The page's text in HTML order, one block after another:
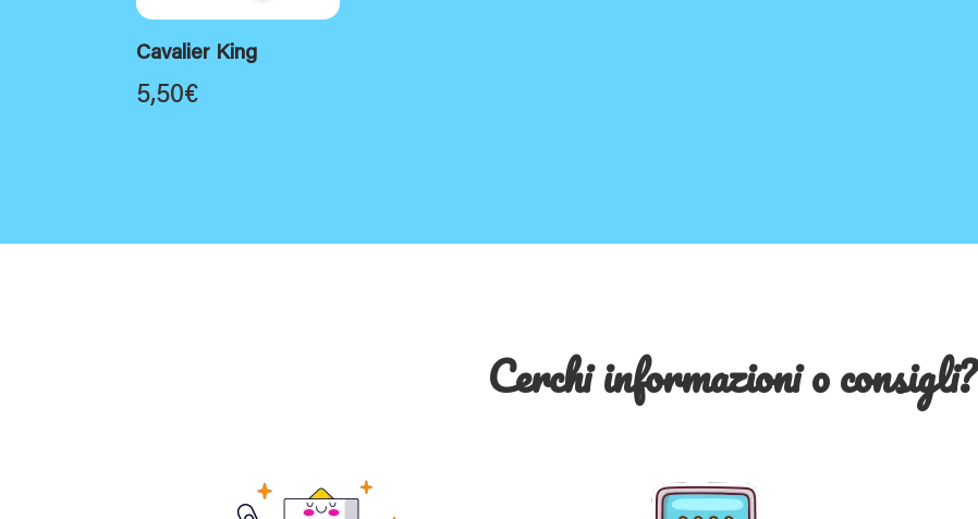
Cavalier King
5,50€
Cerchi informazioni o consigli?